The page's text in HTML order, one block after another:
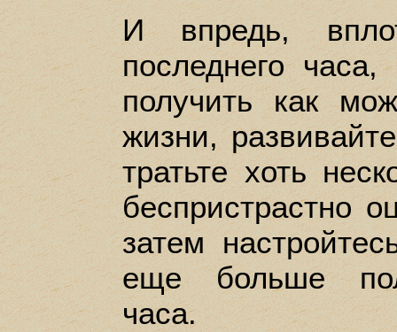
И впредь,
последнего часа,
получить как
жизни,
тратьте хоть
беспристрастно
затем
еще больше
часа.